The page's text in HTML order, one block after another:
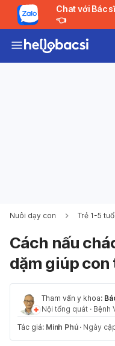
Chat với Bác sĩ ngay 👉 Nhận tư
👈
Nuôi dạy con Trẻ 1-5 tuổi
Cách nấu
dặm giúp con
Tham vấn y khoa:
Nội tổng quát · Bệnh
Tác giả: Minh Phú · Ngày